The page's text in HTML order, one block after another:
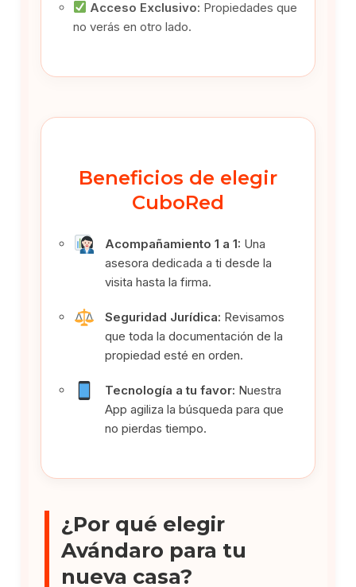
Acceso Exclusivo: Propiedades que
no verás en otro lado.
Beneficios de elegir
CuboRed
Acompañamiento 1 a 1: Una
asesora dedicada a ti desde la
visita hasta la firma.
Seguridad Jurídica: Revisamos
que toda la documentación de la
propiedad esté en orden.
Tecnología a tu favor: Nuestra
App agiliza la búsqueda para que
no pierdas tiempo.
¿Por qué elegir
Avándaro para tu
nueva casa?